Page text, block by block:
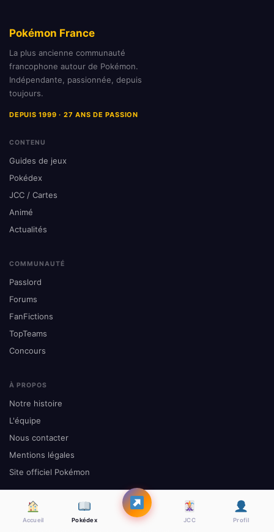
Accueil Pokédex JCC Profil
Pokémon France
La plus ancienne communauté
francophone autour de Pokémon.
Indépendante, passionnée, depuis
toujours.
DEPUIS 1999 · 27 ANS DE PASSION
CONTENU
Guides de jeux
Pokédex
JCC / Cartes
Animé
Actualités
COMMUNAUTÉ
Passlord
Forums
FanFictions
TopTeams
Concours
À PROPOS
Notre histoire
L'équipe
Nous contacter
Mentions légales
Site officiel Pokémon